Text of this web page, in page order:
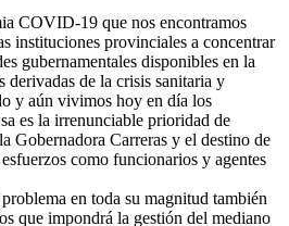
COVID-19 que nos encontramos
instituciones provinciales a concentrar
gubernamentales disponibles en la
derivadas de la crisis sanitaria y
y aún vivimos hoy en día los
es la irrenunciable prioridad de
Gobernadora Carreras y el destino de
como funcionarios y agentes
en toda su magnitud también
que impondrá la gestión del mediano